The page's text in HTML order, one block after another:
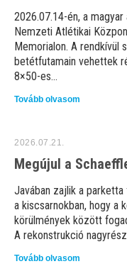
2026.07.14-én, a
Nemzeti Atlétikai
Memorialon. A
betétfutamain vehettek
8×50-es...
Tovább olvasom
2026.07.21.
Megújul a
Javában zajlik a parketta
a kiscsarnokban, hogy a
körülmények között
A rekonstrukció
Tovább olvasom